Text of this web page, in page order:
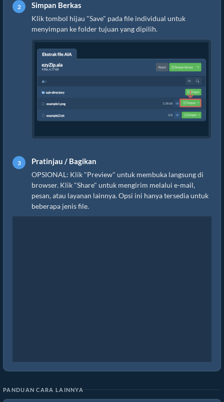
Simpan Berkas
Klik tombol hijau "Save" pada file individual untuk
menyimpan ke folder tujuan yang dipilih.
Pratinjau / Bagikan
OPSIONAL: Klik "Preview" untuk membuka langsung di
browser. Klik "Share" untuk mengirim melalui e-mail,
pesan, atau layanan lainnya. Opsi ini hanya tersedia untuk
beberapa jenis file.
PANDUAN CARA LAINNYA